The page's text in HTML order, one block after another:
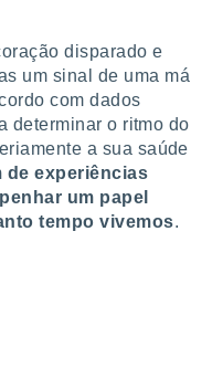
disparado e
um sinal de uma má
com dados
determinar o ritmo do
a sua saúde
de experiências
um papel
tempo vivemos.